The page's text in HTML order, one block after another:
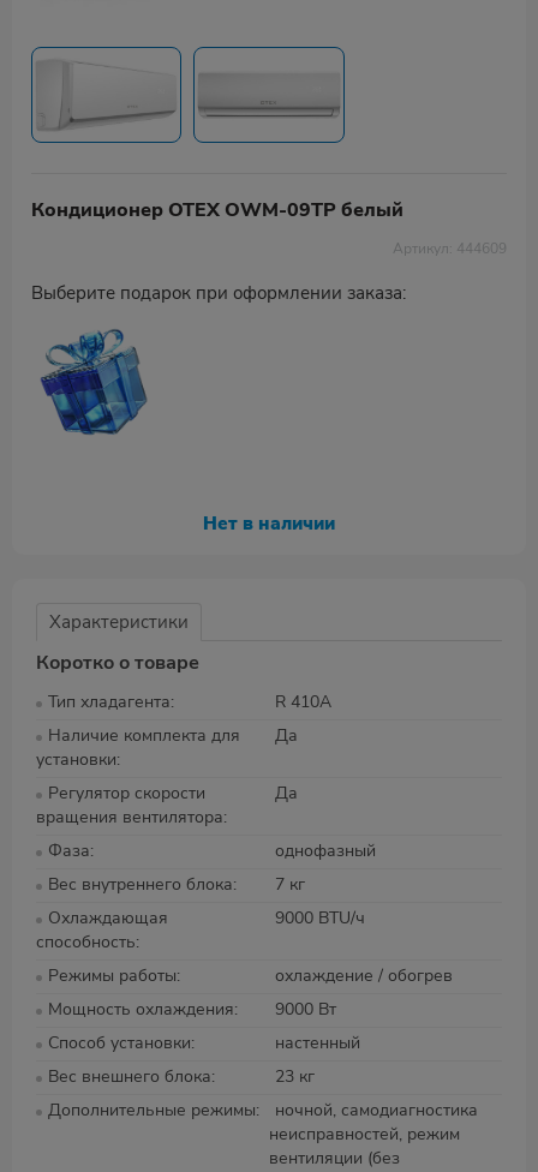
Кондиционер OTEX OWM-09TP белый
Артикул: 444609
Выберите подарок при оформлении заказа:
Нет в наличии
Характеристики
Коротко о товаре
Тип хладагента
R 410A
Наличие комплекта для
установки
Да
Регулятор скорости
вращения вентилятора
Да
Фаза
однофазный
Вес внутреннего блока
7 кг
Охлаждающая
способность
9000 BTU/ч
Режимы работы
охлаждение / обогрев
Мощность охлаждения
9000 Вт
Способ установки
настенный
Вес внешнего блока
23 кг
Дополнительные режимы
ночной, самодиагностика
неисправностей, режим
вентиляции (без